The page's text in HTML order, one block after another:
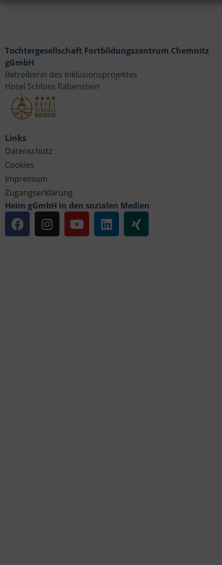
Links
Datenschutz
Cookies
Impressum
Zugangserklärung
Heim gGmbH in den sozialen Medien
Tochtergesellschaft Fortbildungszentrum Chemnitz
gGmbH
Betreiberin des Inklusionsprojektes
Hotel Schloss Rabenstein